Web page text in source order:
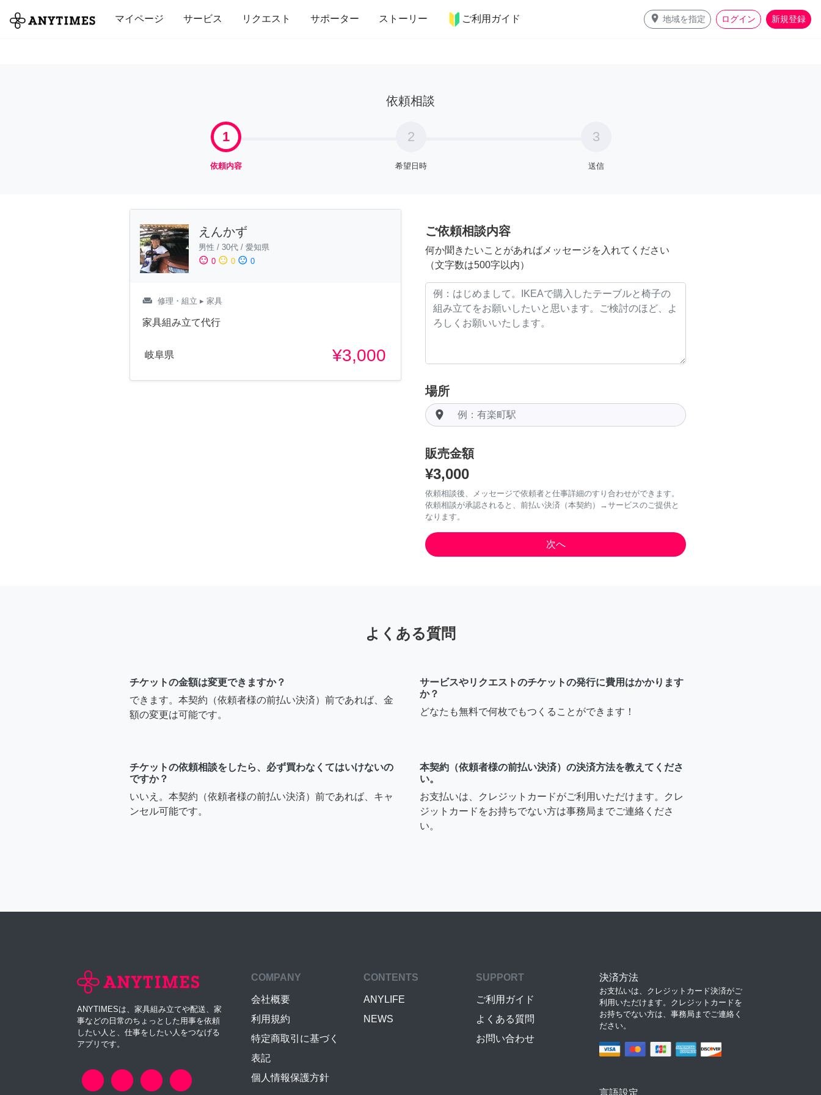
マイページ サービス リクエスト サポーター ストーリー ご利用ガイド place 地域を指定 ログイン 新規登録
全て 修理・組立 家事 引っ越し インテリア 趣味・習い事 ペット 料理
依頼相談
1
依頼内容
2
希望日時
3
送信
えんかず
男性 / 30代 / 愛知県
sentiment_satisfied 0 sentiment_neutral 0 sentiment_dissatisfied 0
weekend 修理・組立 ▸ 家具
家具組み立て代行
岐阜県 ¥3,000
ご依頼相談内容
何か聞きたいことがあればメッセージを入れてください
（文字数は500字以内）
場所
room
販売金額
¥3,000
依頼相談後、メッセージで依頼者と仕事詳細のすり合わせができます。
依頼相談が承認されると、前払い決済（本契約）→サービスのご提供と
なります。
よくある質問
チケットの金額は変更できますか？
できます。本契約（依頼者様の前払い決済）前であれば、金
額の変更は可能です。
サービスやリクエストのチケットの発行に費用はかかります
か？
どなたも無料で何枚でもつくることができます！
チケットの依頼相談をしたら、必ず買わなくてはいけないの
ですか？
いいえ。本契約（依頼者様の前払い決済）前であれば、キャ
ンセル可能です。
本契約（依頼者様の前払い決済）の決済方法を教えてくださ
い。
お支払いは、クレジットカードがご利用いただけます。クレ
ジットカードをお持ちでない方は事務局までご連絡くださ
い。
ANYTIMESは、家具組み立てや配送、家
事などの日常のちょっとした用事を依頼
したい人と、仕事をしたい人をつなげる
アプリです。
COMPANY
会社概要
利用規約
特定商取引に基づく
表記
個人情報保護方針
CONTENTS
ANYLIFE
NEWS
SUPPORT
ご利用ガイド
よくある質問
お問い合わせ
決済方法
お支払いは、クレジットカード決済がご
利用いただけます。クレジットカードを
お持ちでない方は、事務局までご連絡く
ださい。
言語設定